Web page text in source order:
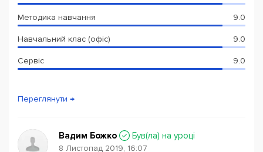
Методика навчання 9.0
Навчальний клас (офіс) 9.0
Сервіс 9.0
Переглянути →
Вадим Божко Був(ла) на уроці
8 Листопад 2019, 16:07